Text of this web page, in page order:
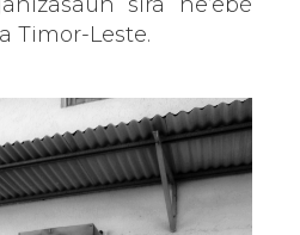
Timor-Leste.